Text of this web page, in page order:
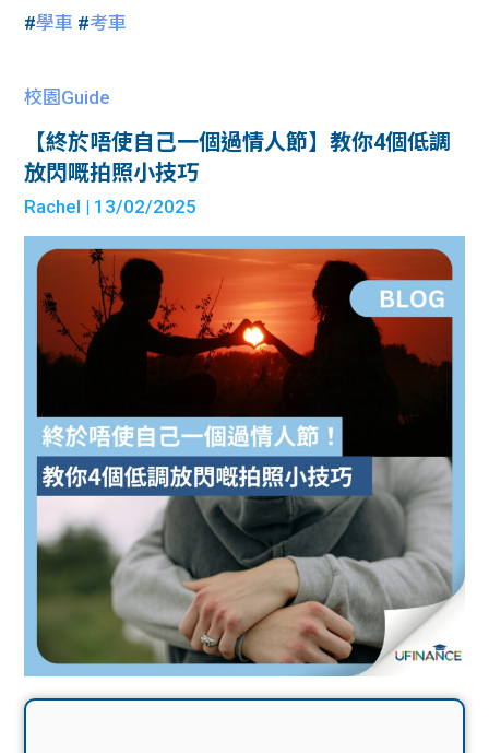
#學車 #考車
校園Guide
【終於唔使自己一個過情人節】教你4個低調
放閃嘅拍照小技巧
Rachel | 13/02/2025